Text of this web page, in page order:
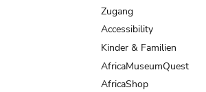
Zugang
Accessibility
Kinder & Familien
AfricaMuseumQuest
AfricaShop